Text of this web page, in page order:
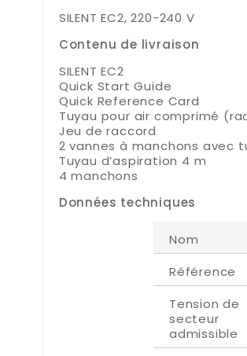
SILENT EC2, 220-240 V
Contenu de livraison
SILENT EC2
Quick Start Guide
Quick Reference Card
Tuyau pour air comprimé
Jeu de raccord
2 vannes à manchons avec
Tuyau d’aspiration 4 m
4 manchons
Données techniques
Nom
Référence
Tension de
secteur
admissible